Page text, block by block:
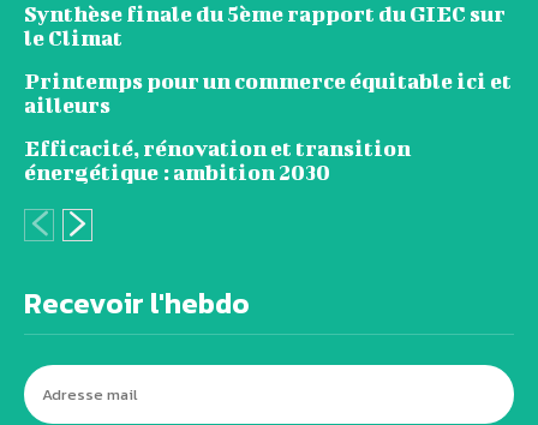
Synthèse finale du 5ème rapport du GIEC sur
le Climat
Printemps pour un commerce équitable ici et
ailleurs
Efficacité, rénovation et transition
énergétique : ambition 2030
Recevoir l'hebdo